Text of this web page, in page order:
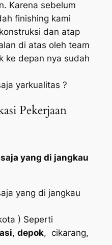
Karena sebelum
finishing kami
dan atap
di atas oleh team
ke depan nya sudah
yarkualitas ?
Pekerjaan
yang di jangkau
yang di jangkau
) Seperti
, depok, cikarang,